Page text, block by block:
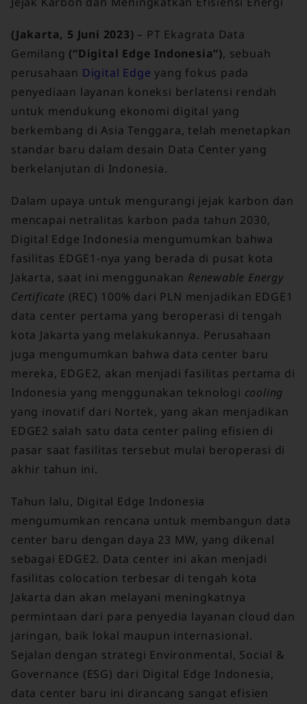
(Jakarta, 5 Juni 2023) – PT Ekagrata Data
Gemilang (“Digital Edge Indonesia”), sebuah
perusahaan Digital Edge yang fokus pada
penyediaan layanan koneksi berlatensi rendah
untuk mendukung ekonomi digital yang
berkembang di Asia Tenggara, telah menetapkan
standar baru dalam desain Data Center yang
berkelanjutan di Indonesia.
Dalam upaya untuk mengurangi jejak karbon dan
mencapai netralitas karbon pada tahun 2030,
Digital Edge Indonesia mengumumkan bahwa
fasilitas EDGE1-nya yang berada di pusat kota
Jakarta, saat ini menggunakan Renewable Energy
Certificate (REC) 100% dari PLN menjadikan EDGE1
data center pertama yang beroperasi di tengah
kota Jakarta yang melakukannya. Perusahaan
juga mengumumkan bahwa data center baru
mereka, EDGE2, akan menjadi fasilitas pertama di
Indonesia yang menggunakan teknologi cooling
yang inovatif dari Nortek, yang akan menjadikan
EDGE2 salah satu data center paling efisien di
pasar saat fasilitas tersebut mulai beroperasi di
akhir tahun ini.
Tahun lalu, Digital Edge Indonesia
mengumumkan rencana untuk membangun data
center baru dengan daya 23 MW, yang dikenal
sebagai EDGE2. Data center ini akan menjadi
fasilitas colocation terbesar di tengah kota
Jakarta dan akan melayani meningkatnya
permintaan dari para penyedia layanan cloud dan
jaringan, baik lokal maupun internasional.
Sejalan dengan strategi Environmental, Social &
Governance (ESG) dari Digital Edge Indonesia,
data center baru ini dirancang sangat efisien